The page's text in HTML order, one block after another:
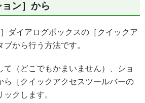
ン］から
ダイアログボックスの［クイックア
から行う方法です。
て（どこでもかまいません）、ショ
ら［クイックアクセスツールバーの
クします。